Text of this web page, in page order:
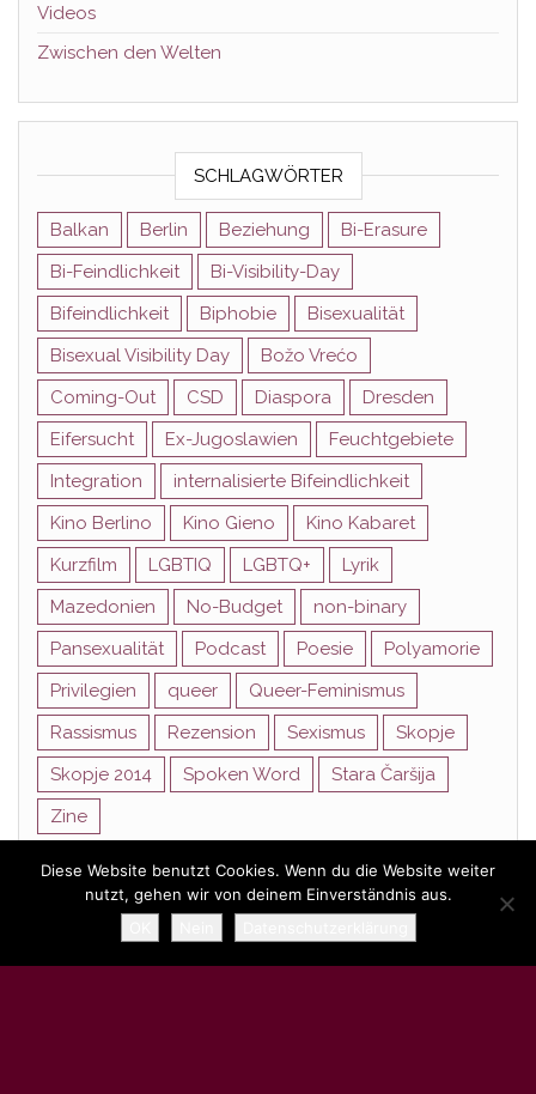
Videos
Zwischen den Welten
SCHLAGWÖRTER
Balkan Berlin Beziehung
Bi-Erasure
Bi-Feindlichkeit
Bi-Visibility-Day
Bifeindlichkeit
Biphobie
Bisexualität
Bisexual Visibility Day
Božo Vrećo
Coming-Out
CSD Diaspora
Dresden
Eifersucht
Ex-Jugoslawien
Feuchtgebiete
Integration
internalisierte Bifeindlichkeit
Kino Berlino
Kino Gieno
Kino Kabaret
Kurzfilm
LGBTIQ LGBTQ+
Lyrik
Mazedonien
No-Budget
non-binary
Pansexualität
Podcast Poesie
Polyamorie
Privilegien
queer
Queer-Feminismus
Rassismus
Rezension Sexismus
Skopje
Skopje 2014
Spoken Word
Stara Čaršija
Zine
Stolz präsentiert von WordPress |Theme:Head Blog
Diese Website benutzt Cookies. Wenn du die Website weiter
nutzt, gehen wir von deinem Einverständnis aus.